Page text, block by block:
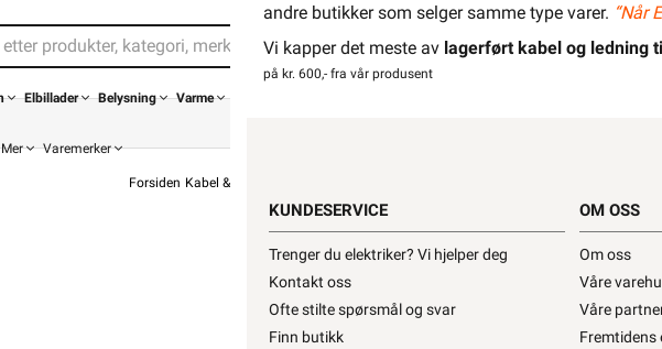
Elbillader Belysning Varme
Mer Varemerker
Forsiden Kabel & Ledning
Lapp ØLFLEX CLASSIC
ØLFLEX CLASSIC
andre butikker som selger samme type varer. “Når
Vi kapper det meste av lagerført kabel og ledning
på kr. 600,- fra vår produsent
KUNDESERVICE
Trenger du elektriker? Vi hjelper deg
Kontakt oss
Ofte stilte spørsmål og svar
Finn butikk
OM OSS
Om oss
Våre
Våre
Fremtidens